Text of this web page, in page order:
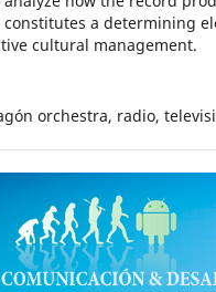
a determining
cultural management.
orchestra, radio,